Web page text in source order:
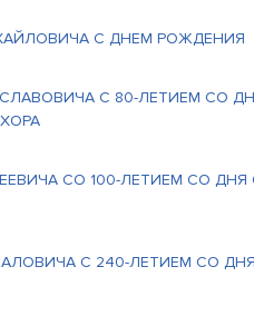
С ДНЕМ РОЖДЕНИЯ
С 80-ЛЕТИЕМ СО
СО 100-ЛЕТИЕМ СО
С 240-ЛЕТИЕМ СО